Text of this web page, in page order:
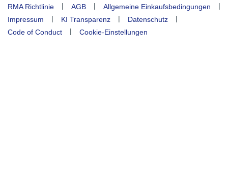
RMA Richtlinie | AGB | Allgemeine Einkaufsbedingungen
|
Impressum
| KI Transparenz | Datenschutz
|
Code of Conduct
| Cookie-Einstellungen